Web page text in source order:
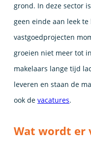
grond. In deze sector
geen einde aan leek
vastgoedprojecten
groeien niet meer tot
makelaars lange tijd
leveren en staan de
ook devacatures.
Wat wordt er